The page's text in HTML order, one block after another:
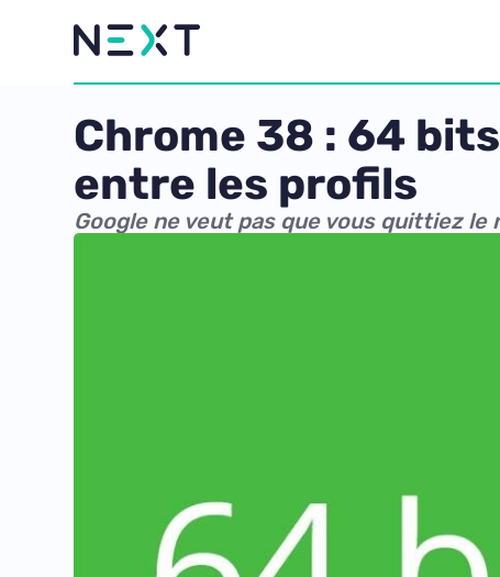
Chrome 38 : 64
entre les profils
Google ne veut pas que vous quittiez le